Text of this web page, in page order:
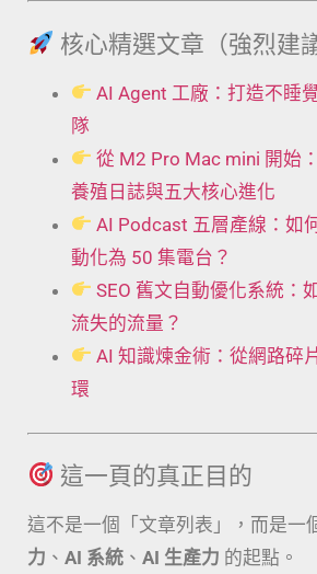
核心精選文章（強烈建
AI Agent 工廠：打造不睡
隊
從 M2 Pro Mac mini 開始
養殖日誌與五大核心進化
AI Podcast 五層產線：如
動化為 50 集電台？
SEO 舊文自動優化系統：
流失的流量？
AI 知識煉金術：從網路碎
環
這一頁的真正目的
這不是一個「文章列表」，而是一
力 、 AI 系統 、 AI 生產力 的起點。